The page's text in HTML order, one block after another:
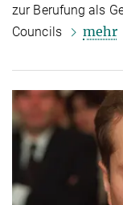
zur Berufung als
Councils
mehr